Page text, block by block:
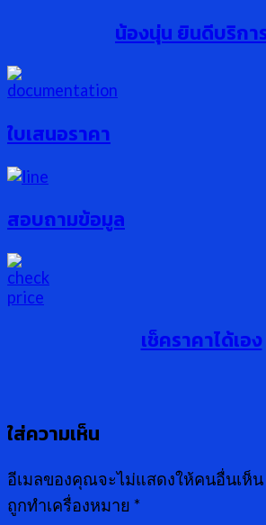
น้องนุ่น ยินดีบริกา
ใบเสนอราคา
สอบถามข้อมูล
เช็คราคาได้เอง
ใส่ความเห็น
อีเมลของคุณจะไม่แสดงให้คนอื่นเห็น
ถูกทำเครื่องหมาย *